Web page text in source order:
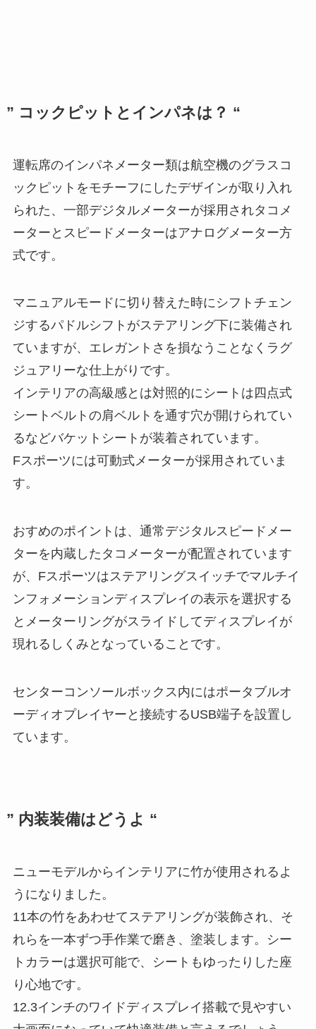
” コックピットとインパネは？ “
運転席のインパネメーター類は航空機のグラスコ
ックピットをモチーフにしたデザインが取り入れ
られた、一部デジタルメーターが採用されタコメ
ーターとスピードメーターはアナログメーター方
式です。
マニュアルモードに切り替えた時にシフトチェン
ジするパドルシフトがステアリング下に装備され
ていますが、エレガントさを損なうことなくラグ
ジュアリーな仕上がりです。
インテリアの高級感とは対照的にシートは四点式
シートベルトの肩ベルトを通す穴が開けられてい
るなどバケットシートが装着されています。
Fスポーツには可動式メーターが採用されていま
す。
おすめのポイントは、通常デジタルスピードメー
ターを内蔵したタコメーターが配置されています
が、Fスポーツはステアリングスイッチでマルチイ
ンフォメーションディスプレイの表示を選択する
とメーターリングがスライドしてディスプレイが
現れるしくみとなっていることです。
センターコンソールボックス内にはポータブルオ
ーディオプレイヤーと接続するUSB端子を設置し
ています。
” 内装装備はどうよ “
ニューモデルからインテリアに竹が使用されるよ
うになりました。
11本の竹をあわせてステアリングが装飾され、そ
れらを一本ずつ手作業で磨き、塗装します。シー
トカラーは選択可能で、シートもゆったりした座
り心地です。
12.3インチのワイドディスプレイ搭載で見やすい